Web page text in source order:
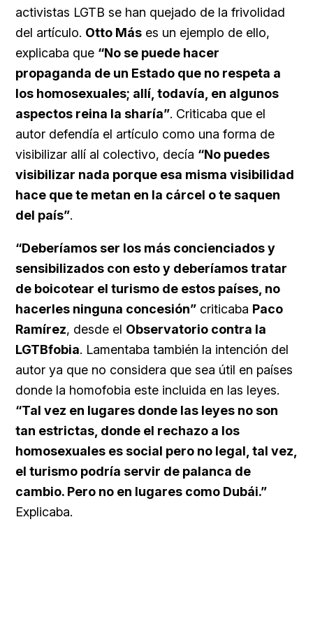
activistas LGTB se han quejado de la frivolidad
del artículo. Otto Más es un ejemplo de ello,
explicaba que “No se puede hacer
propaganda de un Estado que no respeta a
los homosexuales; allí, todavía, en algunos
aspectos reina la sharía”. Criticaba que el
autor defendía el artículo como una forma de
visibilizar allí al colectivo, decía “No puedes
visibilizar nada porque esa misma visibilidad
hace que te metan en la cárcel o te saquen
del país”.
“Deberíamos ser los más concienciados y
sensibilizados con esto y deberíamos tratar
de boicotear el turismo de estos países, no
hacerles ninguna concesión” criticaba Paco
Ramírez, desde el Observatorio contra la
LGTBfobia. Lamentaba también la intención del
autor ya que no considera que sea útil en países
donde la homofobia este incluida en las leyes.
“Tal vez en lugares donde las leyes no son
tan estrictas, donde el rechazo a los
homosexuales es social pero no legal, tal vez,
el turismo podría servir de palanca de
cambio. Pero no en lugares como Dubái.”
Explicaba.